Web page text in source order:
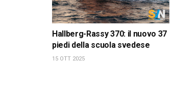
Hallberg-Rassy 370: il nuovo 37
piedi della scuola svedese
15 OTT 2025